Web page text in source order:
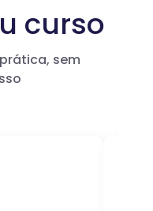
curso
sem